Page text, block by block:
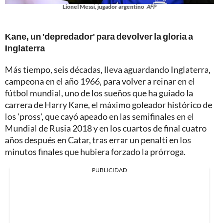
Lionel Messi, jugador argentino AFP
Kane, un 'depredador' para devolver la gloria a
Inglaterra
Más tiempo, seis décadas, lleva aguardando Inglaterra,
campeona en el año 1966, para volver a reinar en el
fútbol mundial, uno de los sueños que ha guiado la
carrera de Harry Kane, el máximo goleador histórico de
los 'pross', que cayó apeado en las semifinales en el
Mundial de Rusia 2018 y en los cuartos de final cuatro
años después en Catar, tras errar un penalti en los
minutos finales que hubiera forzado la prórroga.
PUBLICIDAD